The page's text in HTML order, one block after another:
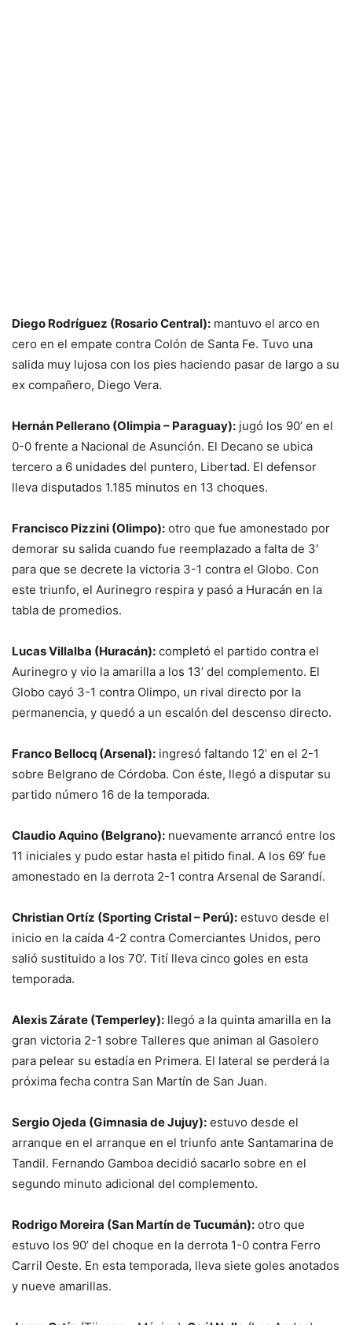
Diego Rodríguez (Rosario Central): mantuvo el arco en
cero en el empate contra Colón de Santa Fe. Tuvo una
salida muy lujosa con los pies haciendo pasar de largo a su
ex compañero, Diego Vera.
Hernán Pellerano (Olimpia – Paraguay): jugó los 90’ en el
0-0 frente a Nacional de Asunción. El Decano se ubica
tercero a 6 unidades del puntero, Libertad. El defensor
lleva disputados 1.185 minutos en 13 choques.
Francisco Pizzini (Olimpo): otro que fue amonestado por
demorar su salida cuando fue reemplazado a falta de 3′
para que se decrete la victoria 3-1 contra el Globo. Con
este triunfo, el Aurinegro respira y pasó a Huracán en la
tabla de promedios.
Lucas Villalba (Huracán): completó el partido contra el
Aurinegro y vio la amarilla a los 13’ del complemento. El
Globo cayó 3-1 contra Olimpo, un rival directo por la
permanencia, y quedó a un escalón del descenso directo.
Franco Bellocq (Arsenal): ingresó faltando 12’ en el 2-1
sobre Belgrano de Córdoba. Con éste, llegó a disputar su
partido número 16 de la temporada.
Claudio Aquino (Belgrano): nuevamente arrancó entre los
11 iniciales y pudo estar hasta el pitido final. A los 69’ fue
amonestado en la derrota 2-1 contra Arsenal de Sarandí.
Christian Ortíz (Sporting Cristal – Perú): estuvo desde el
inicio en la caída 4-2 contra Comerciantes Unidos, pero
salió sustituido a los 70’. Tití lleva cinco goles en esta
temporada.
Alexis Zárate (Temperley): llegó a la quinta amarilla en la
gran victoria 2-1 sobre Talleres que animan al Gasolero
para pelear su estadía en Primera. El lateral se perderá la
próxima fecha contra San Martín de San Juan.
Sergio Ojeda (Gimnasia de Jujuy): estuvo desde el
arranque en el arranque en el triunfo ante Santamarina de
Tandil. Fernando Gamboa decidió sacarlo sobre en el
segundo minuto adicional del complemento.
Rodrigo Moreira (San Martín de Tucumán): otro que
estuvo los 90’ del choque en la derrota 1-0 contra Ferro
Carril Oeste. En esta temporada, lleva siete goles anotados
y nueve amarillas.